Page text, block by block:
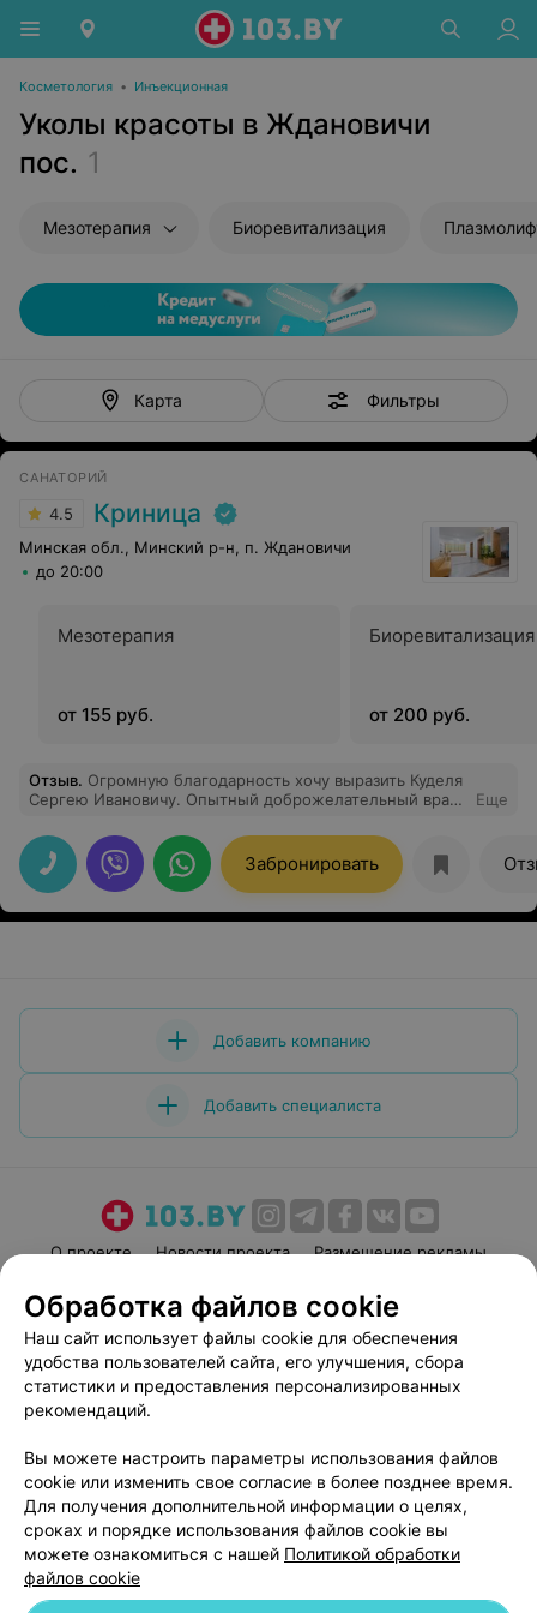
Косметология • Инъекционная
Уколы красоты в Ждановичи
пос. 1
Мезотерапия Биоревитализация
Карта Фильтры
САНАТОРИЙ
4.5 Криница
Минская обл., Минский р-н, п. Ждановичи
до 20:00
Мезотерапия
от 155 руб. от 200 руб.
Отзыв. Огромную благодарность хочу выразить Куделя
Сергею Ивановичу. Опытный доброжелательный врач,
100%!
Еще
Забронировать
Добавить компанию
Добавить специалиста
О проекте Новости проекта
Размещение рекламы
Пользовательское соглашение
Способы оплаты
Вакансии
Партнеры
Написать руководителю 103.by
Персональные настройки cookie
Обработка персональных данных
Обработка файлов cookie
Наш сайт использует файлы cookie для обеспечения
удобства пользователей сайта, его улучшения, сбора
статистики и предоставления персонализированных
рекомендаций.
Вы можете настроить параметры использования файлов
cookie или изменить свое согласие в более позднее время.
Для получения дополнительной информации о целях,
сроках и порядке использования файлов cookie вы
можете ознакомиться с нашей Политикой обработки
файлов cookie